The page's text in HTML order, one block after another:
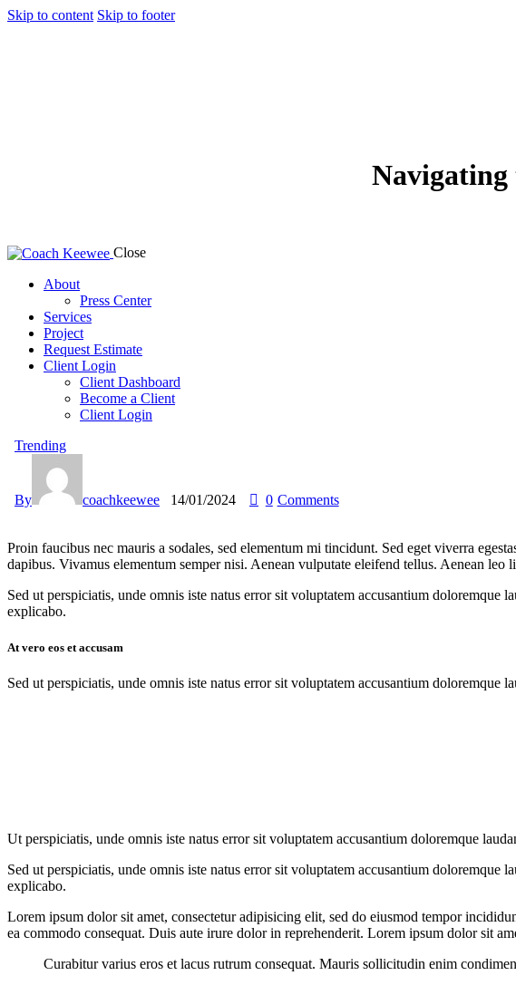
Skip to content Skip to footer
Close
About
Press Center
Services
Project
Request Estimate
Client Login
Client Dashboard
Become a Client
Client Login
Trending
By coachkeewee 14/01/2024 0 Comments
Proin faucibus nec mauris a sodales, sed elementum mi tincidunt. Sed eget viverra
dapibus. Vivamus elementum semper nisi. Aenean vulputate eleifend tellus. Aenean leo
Sed ut perspiciatis, unde omnis iste natus error sit voluptatem accusantium doloremque
explicabo.
At vero eos et accusam
Sed ut perspiciatis, unde omnis iste natus error sit voluptatem accusantium doloremque
Ut perspiciatis, unde omnis iste natus error sit voluptatem accusantium doloremque
Sed ut perspiciatis, unde omnis iste natus error sit voluptatem accusantium doloremque
explicabo.
Lorem ipsum dolor sit amet, consectetur adipisicing elit, sed do eiusmod tempor
ea commodo consequat. Duis aute irure dolor in reprehenderit. Lorem ipsum dolor sit
Curabitur varius eros et lacus rutrum consequat. Mauris sollicitudin enim